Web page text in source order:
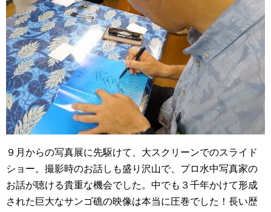
９月からの写真展に先駆けて、大スクリーンでのスライド
ショー。撮影時のお話しも盛り沢山で、プロ水中写真家の
お話が聴ける貴重な機会でした。中でも３千年かけて形成
された巨大なサンゴ礁の映像は本当に圧巻でした！長い歴